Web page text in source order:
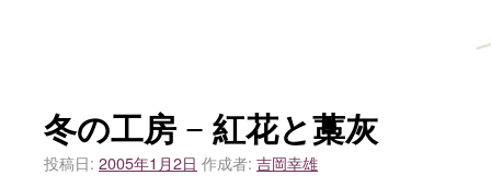
冬の工房 − 紅花と藁灰
投稿日: 2005年1月2日 作成者: 吉岡幸雄